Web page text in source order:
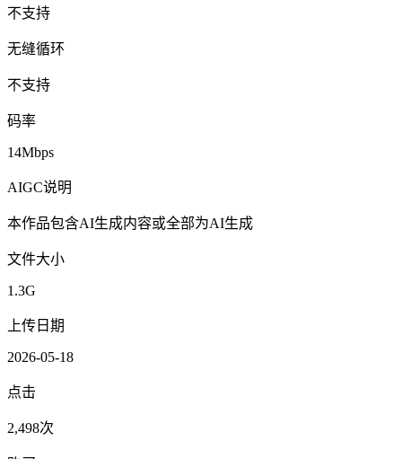
不支持
无缝循环
不支持
码率
14Mbps
AIGC说明
本作品包含AI生成内容或全部为AI生成
文件大小
1.3G
上传日期
2026-05-18
点击
2,498次